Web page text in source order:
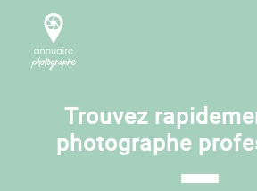
Trouvez
photographe